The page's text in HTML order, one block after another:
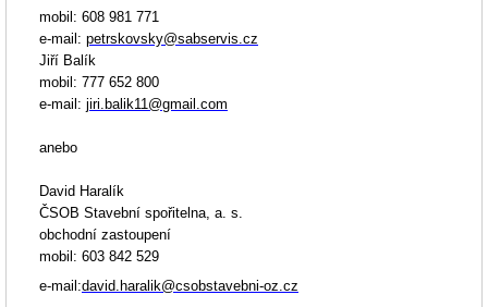
mobil: 608 981 771
e-mail: petrskovsky@sabservis.cz
Jiří Balík
mobil: 777 652 800
e-mail: jiri.balik11@gmail.com
anebo
David Haralík
ČSOB Stavební spořitelna, a. s.
obchodní zastoupení
mobil: 603 842 529
e-mail:david.haralik@csobstavebni-oz.cz